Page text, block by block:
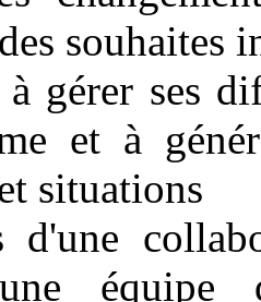
souhaites
à gérer ses
et à
situations
d'une
équipe